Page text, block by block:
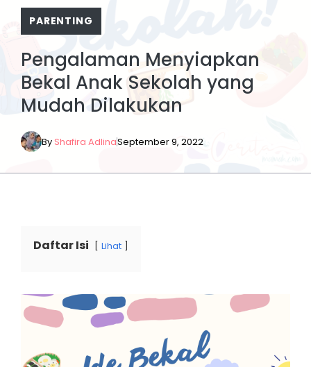
PARENTING
Pengalaman Menyiapkan
Bekal Anak Sekolah yang
Mudah Dilakukan
By Shafira AdlinaSeptember 9, 2022
Daftar Isi Lihat